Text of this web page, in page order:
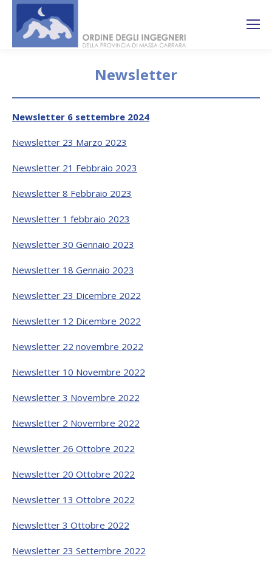
Newsletter
Newsletter 6 settembre 2024
Newsletter 23 Marzo 2023
Newsletter 21 Febbraio 2023
Newsletter 8 Febbraio 2023
Newsletter 1 febbraio 2023
Newsletter 30 Gennaio 2023
Newsletter 18 Gennaio 2023
Newsletter 23 Dicembre 2022
Newsletter 12 Dicembre 2022
Newsletter 22 novembre 2022
Newsletter 10 Novembre 2022
Newsletter 3 Novembre 2022
Newsletter 2 Novembre 2022
Newsletter 26 Ottobre 2022
Newsletter 20 Ottobre 2022
Newsletter 13 Ottobre 2022
Newsletter 3 Ottobre 2022
Newsletter 23 Settembre 2022